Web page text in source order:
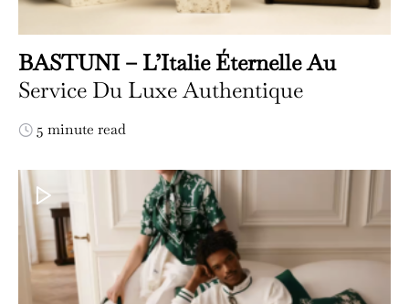
BASTUNI – L’Italie Éternelle Au
Service Du Luxe Authentique
5 minute read